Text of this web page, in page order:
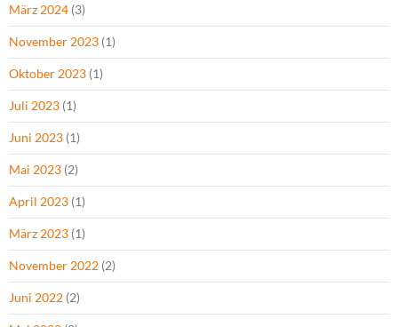
März 2024 (3)
November 2023 (1)
Oktober 2023 (1)
Juli 2023 (1)
Juni 2023 (1)
Mai 2023 (2)
April 2023 (1)
März 2023 (1)
November 2022 (2)
Juni 2022 (2)